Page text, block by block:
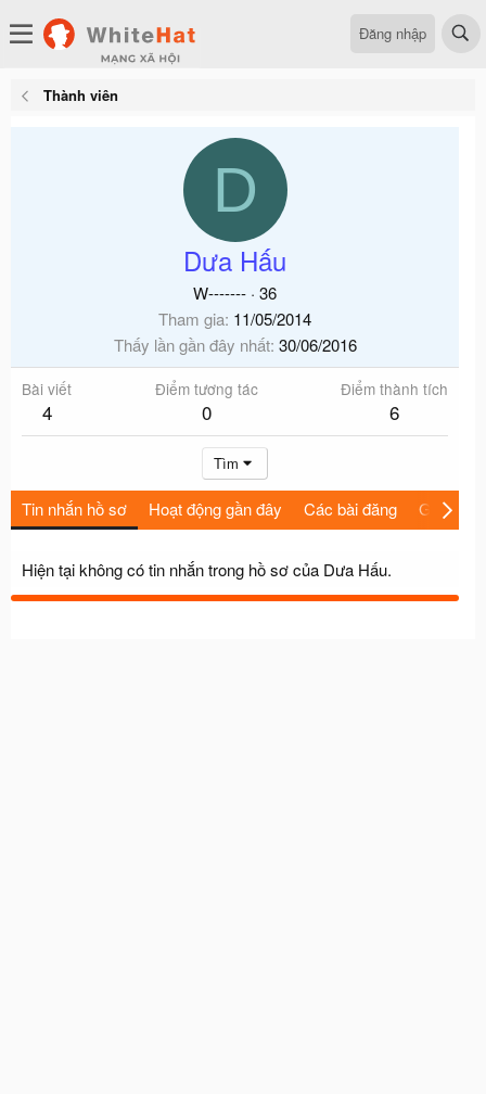
Đăng nhập
Thành viên
D
Dưa Hấu
W------- · 36
Tham gia 11/05/2014
Thấy lần gần đây nhất 30/06/2016
Bài viết
4
Điểm tương tác
0
Điểm thành tích
6
Tìm
Tin nhắn hồ sơ Hoạt động gần đây Các bài đăng Giới thiệu
Hiện tại không có tin nhắn trong hồ sơ của Dưa Hấu.